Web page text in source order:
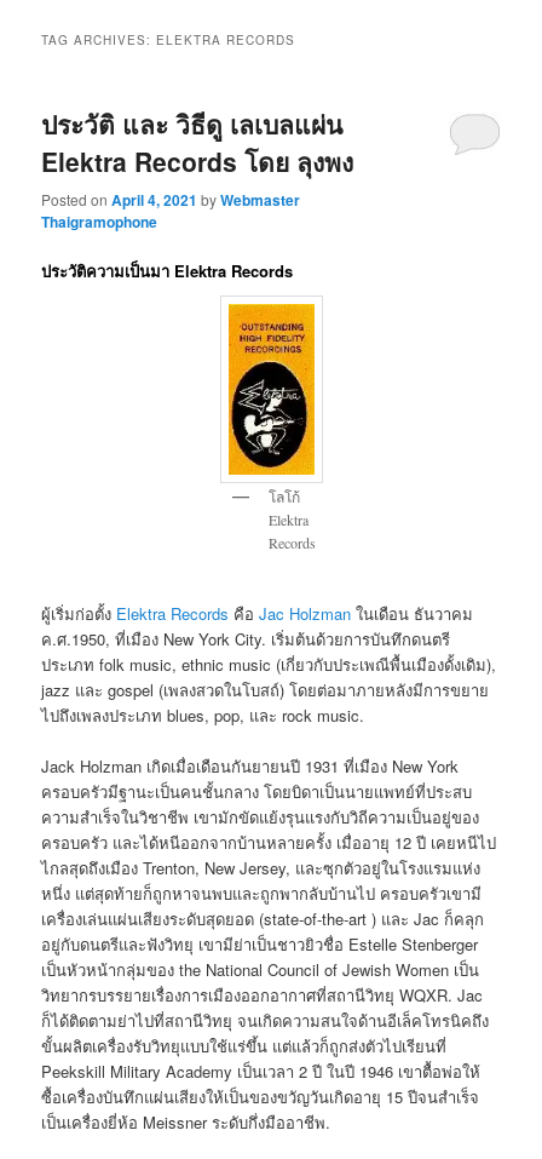
TAG ARCHIVES: ELEKTRA RECORDS
ประวัติ และ วิธีดู เลเบลแผ่น
Elektra Records โดย ลุงพง
Posted onApril 4, 2021 byWebmaster
Thaigramophone
ประวัติความเป็นมา Elektra Records
โลโก้
Elektra
Records
ผู้เริ่มก่อตั้ง Elektra Records คือJac Holzman ในเดือน ธันวาคม
ค.ศ.1950, ที่เมือง New York City. เริ่มต้นด้วยการบันทึกดนตรี
ประเภท folk music, ethnic music (เกี่ยวกับประเพณีพื้นเมืองดั้งเดิม),
jazz และ gospel (เพลงสวดในโบสถ์) โดยต่อมาภายหลังมีการขยาย
ไปถึงเพลงประเภท blues, pop, และ rock music.
Jack Holzman เกิดเมื่อเดือนกันยายนปี 1931 ที่เมือง New York
ครอบครัวมีฐานะเป็นคนชั้นกลาง โดยบิดาเป็นนายแพทย์ที่ประสบ
ความสำเร็จในวิชาชีพ เขามักขัดแย้งรุนแรงกับวิถีความเป็นอยู่ของ
ครอบครัว และได้หนีออกจากบ้านหลายครั้ง เมื่ออายุ 12 ปี เคยหนีไป
ไกลสุดถึงเมือง Trenton, New Jersey, และซุกตัวอยู่ในโรงแรมแห่ง
หนึ่ง แต่สุดท้ายก็ถูกหาจนพบและถูกพากลับบ้านไป ครอบครัวเขามี
เครื่องเล่นแผ่นเสียงระดับสุดยอด (state-of-the-art ) และ Jac ก็คลุก
อยู่กับดนตรีและฟังวิทยุ เขามีย่าเป็นชาวยิวชื่อ Estelle Stenberger
เป็นหัวหน้ากลุ่มของ the National Council of Jewish Women เป็น
วิทยากรบรรยายเรื่องการเมืองออกอากาศที่สถานีวิทยุ WQXR. Jac
ก็ได้ติดตามย่าไปที่สถานีวิทยุ จนเกิดความสนใจด้านอีเล็คโทรนิคถึง
ขั้นผลิตเครื่องรับวิทยุแบบใช้แร่ขึ้น แต่แล้วก็ถูกส่งตัวไปเรียนที่
Peekskill Military Academy เป็นเวลา 2 ปี ในปี 1946 เขาตื้อพ่อให้
ซื้อเครื่องบันทึกแผ่นเสียงให้เป็นของขวัญวันเกิดอายุ 15 ปีจนสำเร็จ
เป็นเครื่องยี่ห้อ Meissner ระดับกึ่งมืออาชีพ.